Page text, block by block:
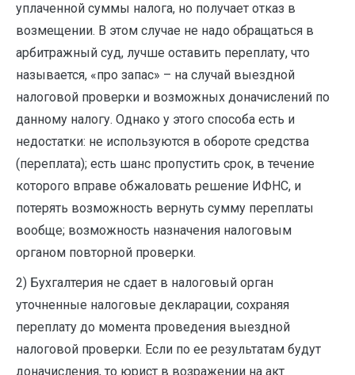
уплаченной суммы налога, но получает отказ в
возмещении. В этом случае не надо обращаться в
арбитражный суд, лучше оставить переплату, что
называется, «про запас» – на случай выездной
налоговой проверки и возможных доначислений по
данному налогу. Однако у этого способа есть и
недостатки: не используются в обороте средства
(переплата); есть шанс пропустить срок, в течение
которого вправе обжаловать решение ИФНС, и
потерять возможность вернуть сумму переплаты
вообще; возможность назначения налоговым
органом повторной проверки.
2) Бухгалтерия не сдает в налоговый орган
уточненные налоговые декларации, сохраняя
переплату до момента проведения выездной
налоговой проверки. Если по ее результатам будут
доначисления, то юрист в возражении на акт